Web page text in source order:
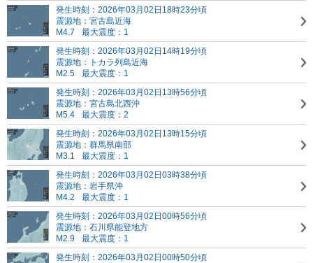
発生時刻：2026年03月02日18時23分頃
震源地：宮古島近海
M4.7
最大震度：1
発生時刻：2026年03月02日14時19分頃
震源地：トカラ列島近海
M2.5
最大震度：1
発生時刻：2026年03月02日13時56分頃
震源地：宮古島北西沖
M5.4
最大震度：2
発生時刻：2026年03月02日13時15分頃
震源地：群馬県南部
M3.1
最大震度：1
発生時刻：2026年03月02日03時38分頃
震源地：岩手県沖
M4.2
最大震度：1
発生時刻：2026年03月02日00時56分頃
震源地：石川県能登地方
M2.9
最大震度：1
発生時刻：2026年03月02日00時50分頃